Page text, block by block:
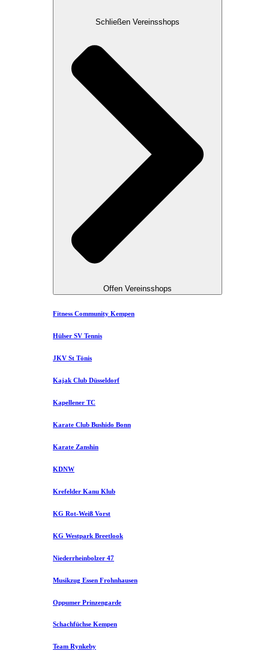
Schließen Vereinsshops
Offen Vereinsshops
Fitness Community Kempen
Hülser SV Tennis
JKV St Tönis
Kajak Club Düsseldorf
Kapellener TC
Karate Club Bushido Bonn
Karate Zanshin
KDNW
Krefelder Kanu Klub
KG Rot-Weiß Vorst
KG Westpark Breetlook
Niederrheinbolzer 47
Musikzug Essen Frohnhausen
Oppumer Prinzengarde
Schachfüchse Kempen
Team Rynkeby